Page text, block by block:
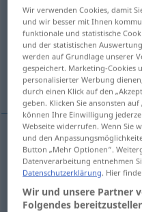
Prozessm <-es;-e>
Übersicht aller
(Für mehr Details die
parnica, proces
parnica Prozess JUR
proces Prozess
Wir verwenden Cookies, damit
und wir besser mit Ihnen
funktionale und statistische
und der statistischen
werden auf Grundlage unserer
gespeichert. Marketing-Cookies
personalisierter Werbung
durch einen Klick auf den
geben. Klicken Sie ansonsten
können Ihre Einwilligung
Webseite widerrufen. Wenn Sie
und den
Button „Mehr Optionen“.
Datenverarbeitung entnehmen
Datenschutzerklärung. Hier
Wir und unsere Partner
Folgendes